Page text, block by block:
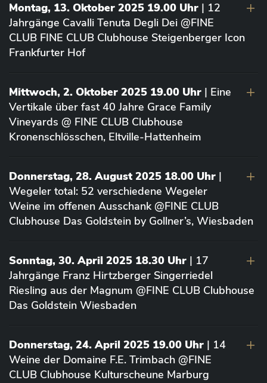
Montag, 13. Oktober 2025 19.00 Uhr | 12
Jahrgänge Cavalli Tenuta Degli Dei @FINE
CLUB FINE CLUB Clubhouse Steigenberger Icon
Frankfurter Hof
Mittwoch, 2. Oktober 2025 19.00 Uhr | Eine
Vertikale über fast 40 Jahre Grace Family
Vineyards @ FINE CLUB Clubhouse
Kronenschlösschen, Eltville-Hattenheim
Donnerstag, 28. August 2025 18.00 Uhr |
Wegeler total: 52 verschiedene Wegeler
Weine im offenen Ausschank @FINE CLUB
Clubhouse Das Goldstein by Gollner’s, Wiesbaden
Sonntag, 30. April 2025 18.30 Uhr | 17
Jahrgänge Franz Hirtzberger Singerriedel
Riesling aus der Magnum @FINE CLUB Clubhouse
Das Goldstein Wiesbaden
Donnerstag, 24. April 2025 19.00 Uhr | 14
Weine der Domaine F.E. Trimbach @FINE
CLUB Clubhouse Kulturscheune Marburg